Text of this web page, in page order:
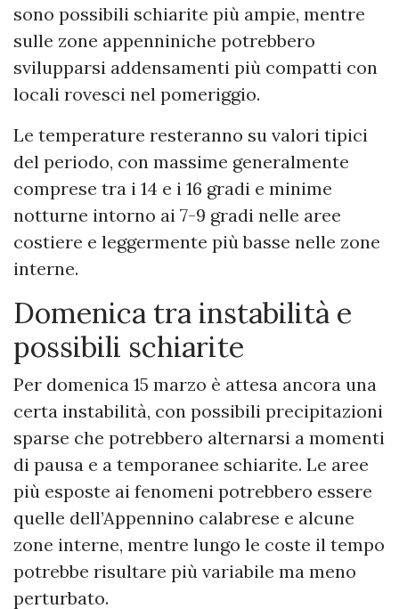
sono possibili schiarite più ampie, mentre
sulle zone appenniniche potrebbero
svilupparsi addensamenti più compatti con
locali rovesci nel pomeriggio.
Le temperature resteranno su valori tipici
del periodo, con massime generalmente
comprese tra i 14 e i 16 gradi e minime
notturne intorno ai 7-9 gradi nelle aree
costiere e leggermente più basse nelle zone
interne.
Domenica tra instabilità e
possibili schiarite
Per domenica 15 marzo è attesa ancora una
certa instabilità, con possibili precipitazioni
sparse che potrebbero alternarsi a momenti
di pausa e a temporanee schiarite. Le aree
più esposte ai fenomeni potrebbero essere
quelle dell’Appennino calabrese e alcune
zone interne, mentre lungo le coste il tempo
potrebbe risultare più variabile ma meno
perturbato.